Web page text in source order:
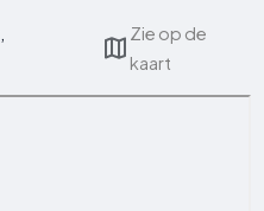
Zie op de
kaart